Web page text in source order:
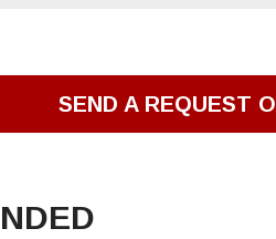
SEND A REQUEST